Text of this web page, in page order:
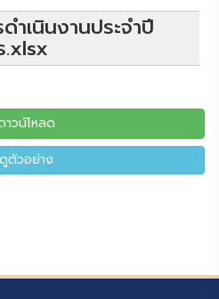
ำเนินงานประจำปี
าวน์โหลด
ดูตัวอย่าง